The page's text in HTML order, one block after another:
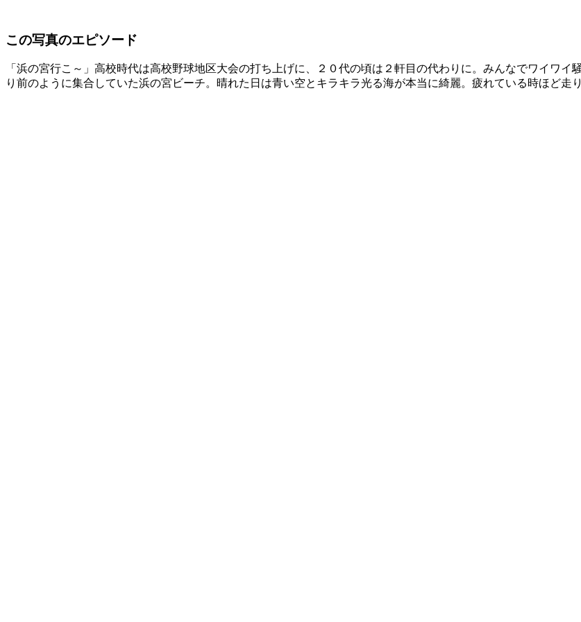
この写真のエピソード
「浜の宮行こ～」高校時代は高校野球地区大会の打ち上げに、２０代の頃は２軒目の代わりに。みんなでワイワ
り前のように集合していた浜の宮ビーチ。晴れた日は青い空とキラキラ光る海が本当に綺麗。疲れている時ほど走